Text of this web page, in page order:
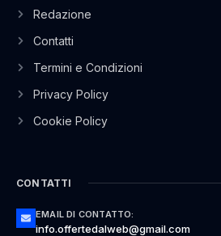
Redazione
Contatti
Termini e Condizioni
Privacy Policy
Cookie Policy
CONTATTI
EMAIL DI CONTATTO:
info.offertedalweb@gmail.com